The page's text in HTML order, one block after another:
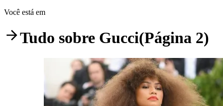
Você está em
Tudo sobre Gucci(Página 2)